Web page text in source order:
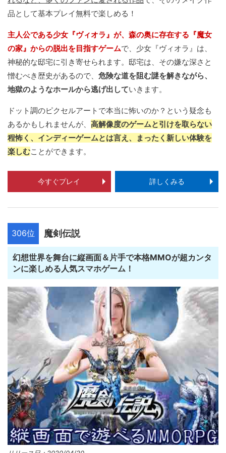
品として基本プレイ無料で楽しめる！
主人公である少女『ヴィオラ』が、森の奥に存在する『魔女
の家』からの脱出を目指すゲームで、少女『ヴィオラ』は、
神秘的な邸宅に引き寄せられます。邸宅は、その嫌な深さと
憎むべき歴史があるので、 危険な道を阻む謎を解きながら、
地獄のようなホールから逃げ出していきます。
ドット調のピクセルアートで本当に怖いのか？という疑念も
あるかもしれませんが、 高解像度のゲームと引けを取らない
程怖く、インディーゲームとは言え、まったく新しい体験を
楽しむことができます。
今すぐプレイ 詳しくみる
306位 魔剣伝説
幻想世界を舞台に縦画面＆片手で本格MMOが超カンタ
ンに楽しめる人気スマホゲーム！